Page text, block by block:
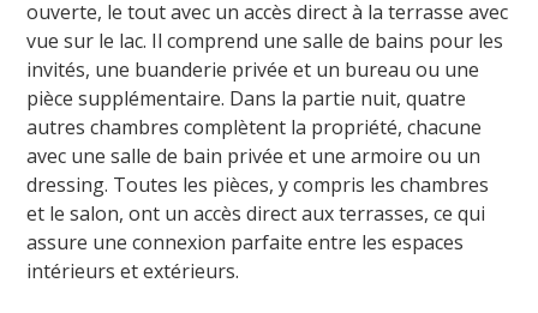
ouverte, le tout avec un accès direct à la terrasse avec
vue sur le lac. Il comprend une salle de bains pour les
invités, une buanderie privée et un bureau ou une
pièce supplémentaire. Dans la partie nuit, quatre
autres chambres complètent la propriété, chacune
avec une salle de bain privée et une armoire ou un
dressing. Toutes les pièces, y compris les chambres
et le salon, ont un accès direct aux terrasses, ce qui
assure une connexion parfaite entre les espaces
intérieurs et extérieurs.